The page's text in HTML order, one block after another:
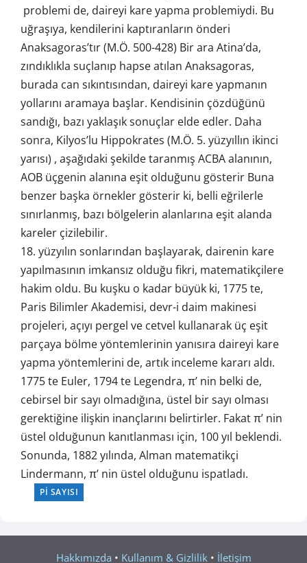
problemi de, daireyi kare yapma problemiydi. Bu
uğraşıya, kendilerini kaptıranların önderi
Anaksagoras’tır (M.Ö. 500-428) Bir ara Atina’da,
zındıklıkla suçlanıp hapse atılan Anaksagoras,
burada can sıkıntısından, daireyi kare yapmanın
yollarını aramaya başlar. Kendisinin çözdüğünü
sandığı, bazı yaklaşık sonuçlar elde edler. Daha
sonra, Kilyos’lu Hippokrates (M.Ö. 5. yüzyıllın ikinci
yarısı) , aşağıdaki şekilde taranmış ACBA alanının,
AOB üçgenin alanına eşit olduğunu gösterir Buna
benzer başka örnekler gösterir ki, belli eğrilerle
sınırlanmış, bazı bölgelerin alanlarına eşit alanda
kareler çizilebilir.
18. yüzyılın sonlarından başlayarak, dairenin kare
yapılmasının imkansız olduğu fikri, matematikçilere
hakim oldu. Bu kuşku o kadar büyük ki, 1775 te,
Paris Bilimler Akademisi, devr-i daim makinesi
projeleri, açıyı pergel ve cetvel kullanarak üç eşit
parçaya bölme yöntemlerinin yanısıra daireyi kare
yapma yöntemlerini de, artık inceleme kararı aldı.
1775 te Euler, 1794 te Legendra, π’ nin belki de,
cebirsel bir sayı olmadığına, üstel bir sayı olması
gerektiğine ilişkin inançlarını belirtirler. Fakat π’ nin
üstel olduğunun kanıtlanması için, 100 yıl beklendi.
Sonunda, 1882 yılında, Alman matematikçi
Lindermann, π’ nin üstel olduğunu ispatladı.
PI SAYISI
Hakkımızda • Kullanım & Gizlilik • İletişim